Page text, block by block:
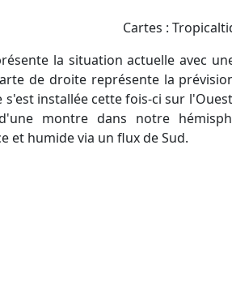
Cartes :
de droite représente la
s'est installée cette fois-ci sur
montre dans notre
et humide via un flux de Sud.